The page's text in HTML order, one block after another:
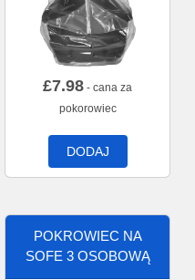
£7.98 - cana za
pokorowiec
DODAJ
POKROWIEC NA
SOFE 3 OSOBOWĄ